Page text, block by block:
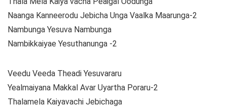
Naanga Kanneerodu Jebicha Unga Vaalka Maarunga-2
Nambunga Yesuva Nambunga
Nambikkaiyae Yesuthanunga -2
Veedu Veeda Theadi Yesuvararu
Yealmaiyana Makkal Avar Uyartha Poraru-2
Thalamela Kaiyavachi Jebichaga